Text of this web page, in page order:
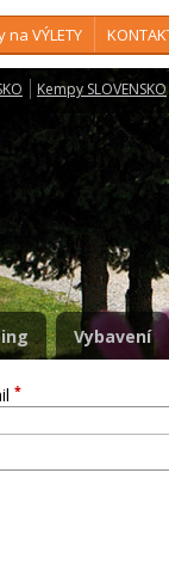
na VÝLETY
Kempy SLOVENSKO
Vybavení
*